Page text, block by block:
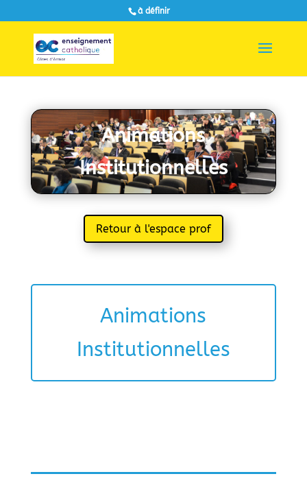
à définir
Animations
Institutionnelles
Retour à l'espace prof
Animations
Institutionnelles